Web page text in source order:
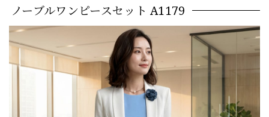
ノーブルワンピースセット A1179